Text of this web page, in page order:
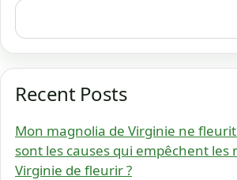
Recent Posts
Mon magnolia de Virginie ne
sont les causes qui empêchent les
Virginie de fleurir ?